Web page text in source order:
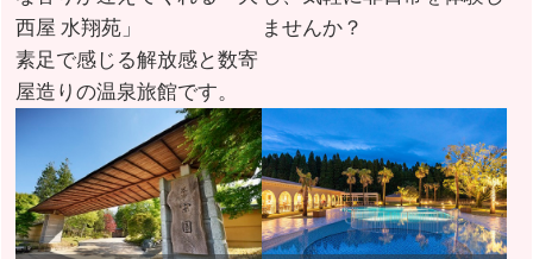
西屋 水翔苑」
素足で感じる解放感と数寄
屋造りの温泉旅館です。
ませんか？